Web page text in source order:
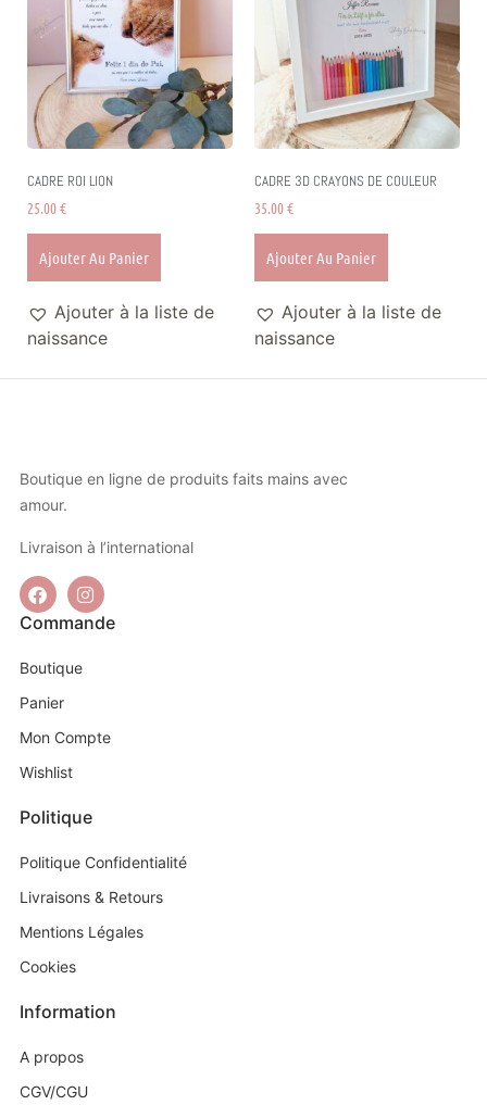
CADRE ROI LION
25.00€
Ajouter Au Panier
Ajouter à la liste de
naissance
CADRE 3D CRAYONS DE COULEUR
35.00€
Ajouter Au Panier
Ajouter à la liste de
naissance
Boutique en ligne de produits faits mains avec
amour.
Livraison à l’international
Commande
Boutique
Panier
Mon Compte
Wishlist
Politique
Politique Confidentialité
Livraisons & Retours
Mentions Légales
Cookies
Information
A propos
CGV/CGU